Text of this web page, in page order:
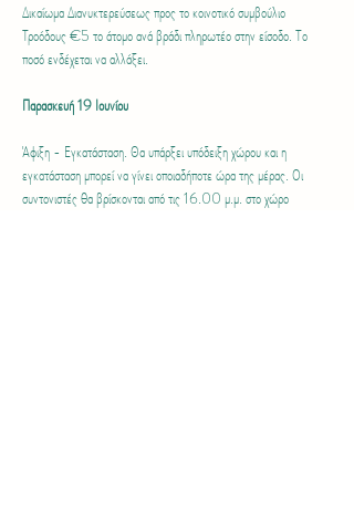
Δικαίωμα Διανυκτερεύσεως προς το κοινοτικό συμβούλιο
Τροόδους €5 το άτομο ανά βράδι πληρωτέο στην είσοδο. Το
ποσό ενδέχεται να αλλάξει.
Παρασκευή 19 Ιουνίου
Άφιξη - Εγκατάσταση. Θα υπάρξει υπόδειξη χώρου και η
εγκατάσταση μπορεί να γίνει οποιαδήποτε ώρα της μέρας. Οι
συντονιστές θα βρίσκονται από τις 16.00 μ.μ. στο χώρο